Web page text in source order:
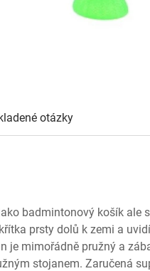
otázky
badmintonový košík ale
prsty dolů k zemi a
je mimořádně pružný a
stojanem. Zaručená